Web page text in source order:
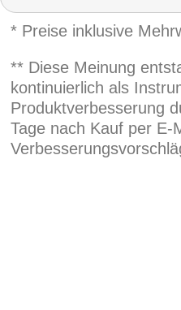
* Preise inklusive
** Diese Meinung
kontinuierlich als
Produktverbesserung
Tage nach Kauf per E-